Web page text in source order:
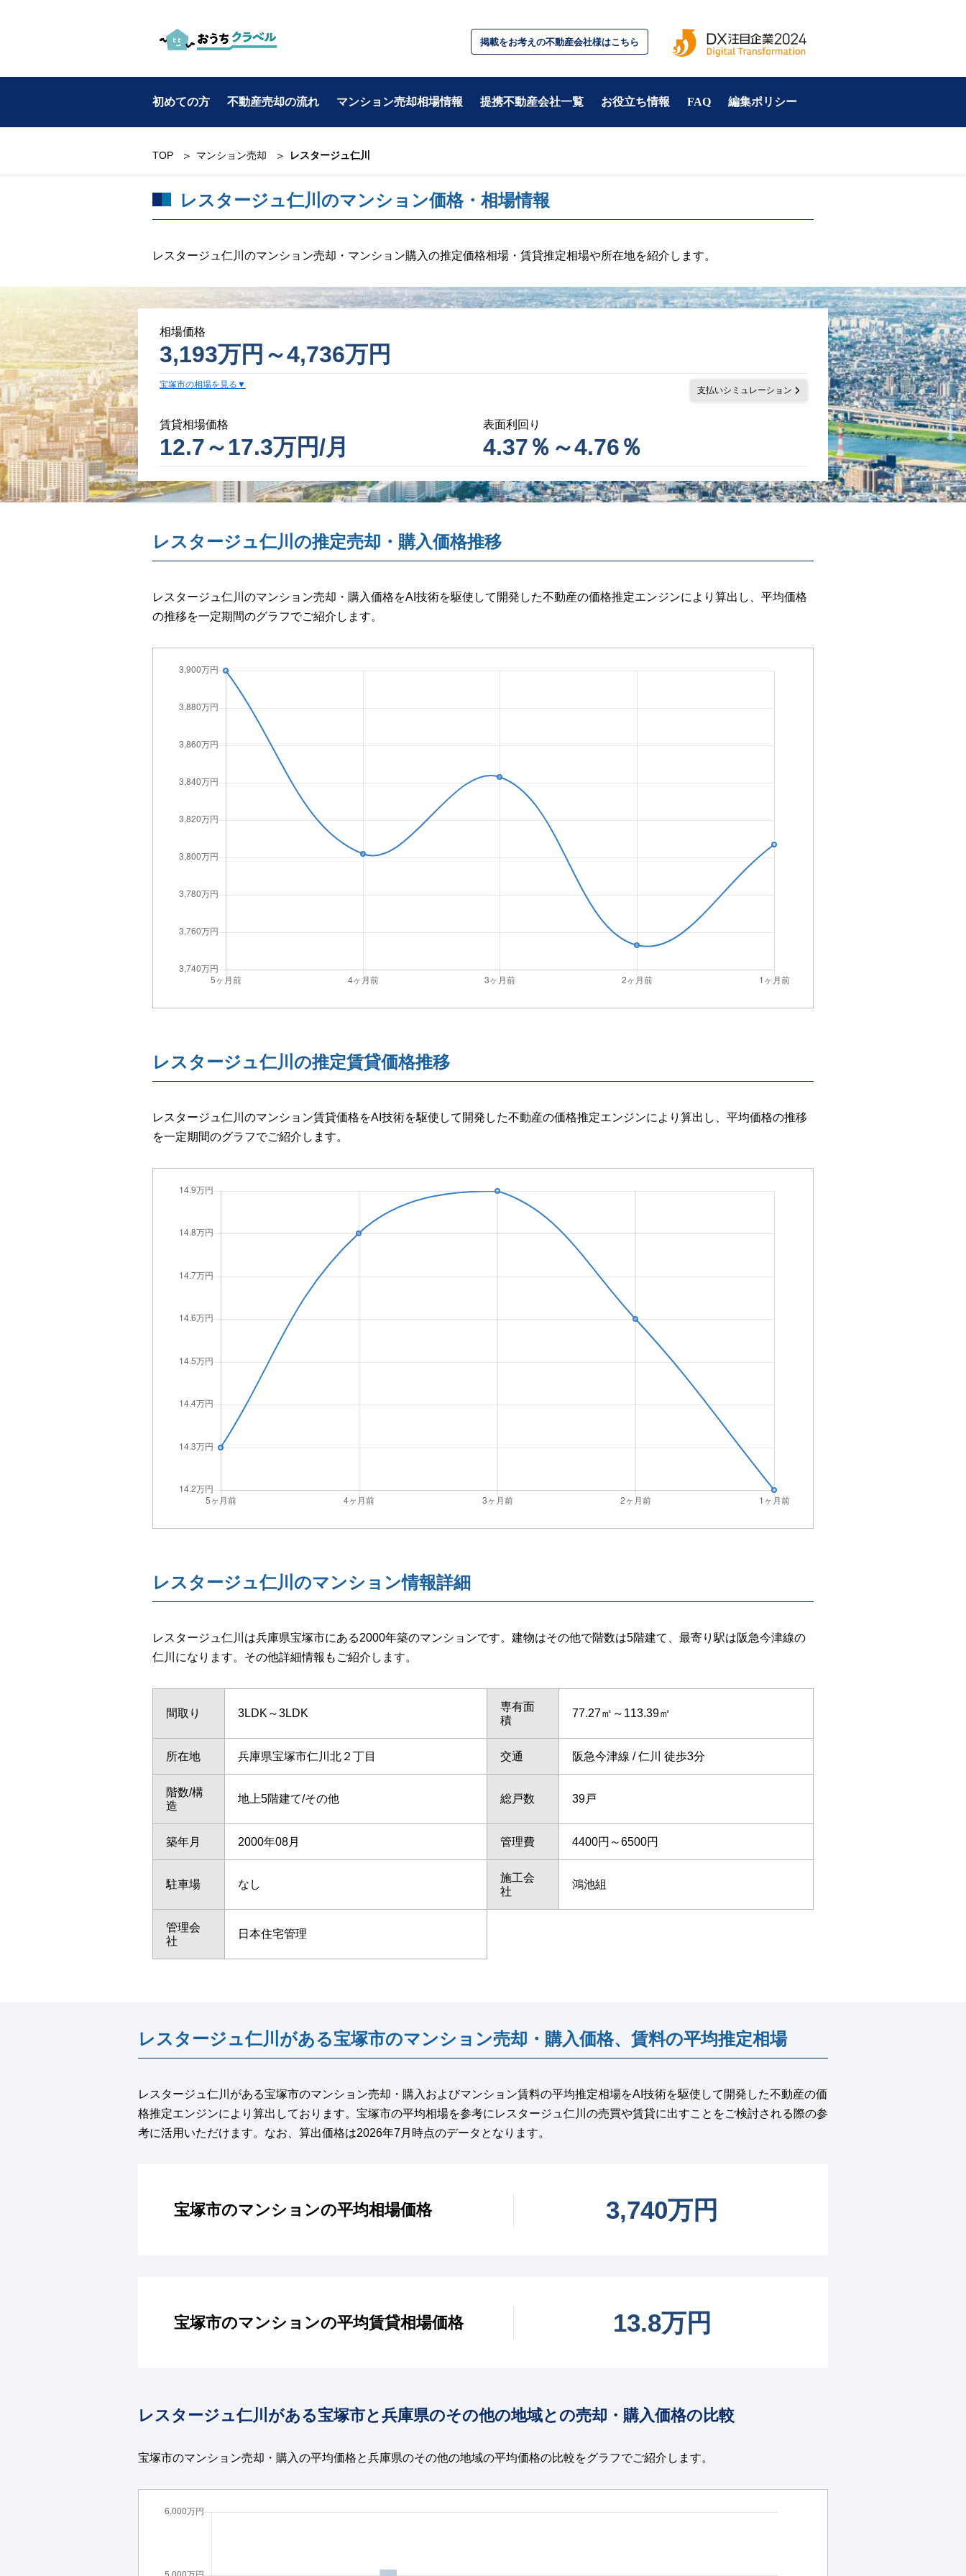
掲載をお考えの不動産会社様はこちら
初めての方 不動産売却の流れ マンション売却相場情報 提携不動産会社一覧 お役立ち情報
・不動産売却
・土地売却
・基礎知識
・税金/お金
・不動産用語
・住宅ローン
FAQ 編集ポリシー
TOP マンション売却 レスタージュ仁川
レスタージュ仁川のマンション価格・相場情報
レスタージュ仁川のマンション売却・マンション購入の推定価格相場・賃貸推定相場や所在地を紹介します。
相場価格
3,193万円～4,736万円
宝塚市の相場を見る
支払いシミュレーション
賃貸相場価格
12.7～17.3万円/月
表面利回り
4.37％～4.76％
レスタージュ仁川の推定売却・購入価格推移
レスタージュ仁川のマンション売却・購入価格をAI技術を駆使して開発した不動産の価格推定エンジンにより算出し、平均価格
の推移を一定期間のグラフでご紹介します。
レスタージュ仁川の推定賃貸価格推移
レスタージュ仁川のマンション賃貸価格をAI技術を駆使して開発した不動産の価格推定エンジンにより算出し、平均価格の推移
を一定期間のグラフでご紹介します。
レスタージュ仁川のマンション情報詳細
レスタージュ仁川は兵庫県宝塚市にある2000年築のマンションです。建物はその他で階数は5階建て、最寄り駅は阪急今津線の
仁川になります。その他詳細情報もご紹介します。
間取り 3LDK～3LDK
専有面
積
77.27㎡～113.39㎡
所在地 兵庫県宝塚市仁川北２丁目 交通 阪急今津線 / 仁川 徒歩3分
階数/構
造
地上5階建て/その他 総戸数 39戸
築年月 2000年08月 管理費 4400円～6500円
駐車場 なし
施工会
社
鴻池組
管理会
社
日本住宅管理
レスタージュ仁川がある宝塚市のマンション売却・購入価格、賃料の平均推定相場
レスタージュ仁川がある宝塚市のマンション売却・購入およびマンション賃料の平均推定相場をAI技術を駆使して開発した不動産の価
格推定エンジンにより算出しております。宝塚市の平均相場を参考にレスタージュ仁川の売買や賃貸に出すことをご検討される際の参
考に活用いただけます。なお、算出価格は2026年7月時点のデータとなります。
宝塚市のマンションの平均相場価格 3,740万円
宝塚市のマンションの平均賃貸相場価格 13.8万円
レスタージュ仁川がある宝塚市と兵庫県のその他の地域との売却・購入価格の比較
宝塚市のマンション売却・購入の平均価格と兵庫県のその他の地域の平均価格の比較をグラフでご紹介します。